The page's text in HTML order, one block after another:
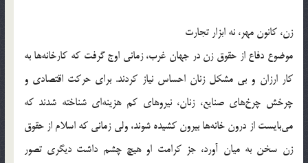
زن، کانون مهر، نه ابزار تجارت
موضوع دفاع از حقوق زن در جهان غرب، زمانی اوج گرفت که کارخانه‌ها به
کار ارزان و بی مشکل زنان احساس نیاز کردند. برای حرکت اقتصادی و
چرخش چرخ‌ها‌ی‌ صنایع، زنان، نیروهای کم هزینه‌ای شناخته شدند که
می‌بایست از درون خانه‌ها بیرون کشیده شوند، ولی زمانی که اسلام از حقوق
زن سخن به میان آورد، جز کرامت او هیچ چشم داشت دیگری تصور